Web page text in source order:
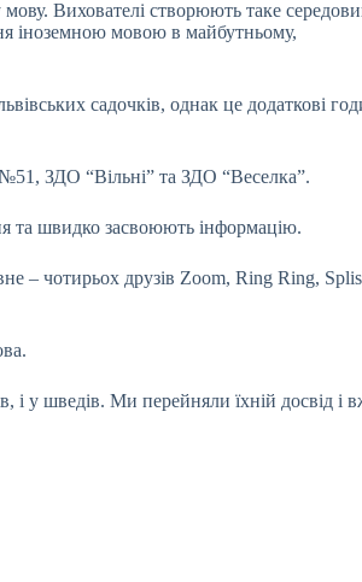
Вихователі створюють таке
іноземною мовою в майбутньому,
садочків, однак це додаткові
ЗДО “Вільні” та ЗДО “Веселка”.
та швидко засвоюють інформацію.
– чотирьох друзів Zoom, Ring Ring,
у шведів. Ми перейняли їхній досвід і